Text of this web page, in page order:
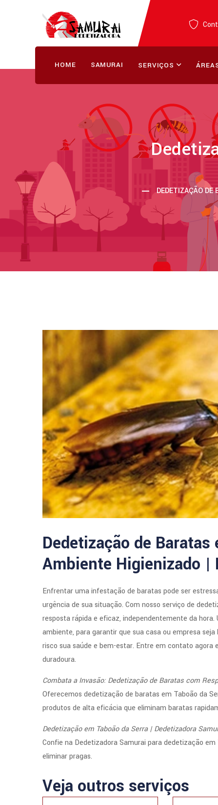
HOME SAMURAI SERVIÇOS
DEDETIZAÇÃO DE
Dedetização de Baratas
Ambiente Higienizado |
Enfrentar uma infestação de baratas pode ser
urgência de sua situação. Com nosso serviço de
resposta rápida e eficaz, independentemente da
ambiente, para garantir que sua casa ou empresa
risco sua saúde e bem-estar. Entre em contato agora
duradoura.
Combata a Invasão: Dedetização de Baratas com
Oferecemos dedetização de baratas em Taboão da
produtos de alta eficácia que eliminam baratas
Dedetização em Taboão da Serra | Dedetizadora
Confie na Dedetizadora Samurai para dedetização
eliminar pragas.
Veja outros serviços